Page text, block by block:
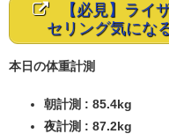
【必見】ライ
セリング気にな
本日の体重計測
朝計測 : 85.4kg
夜計測 : 87.2kg